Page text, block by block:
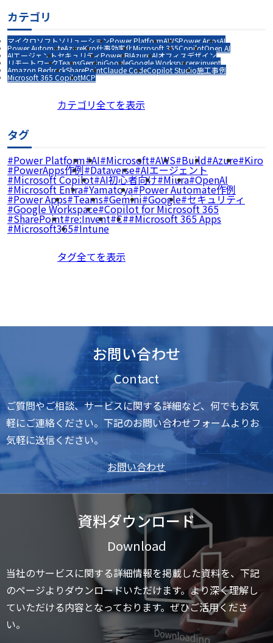
カテゴリ
マイクロソフトソリューションPower PlatformAWSPower AppsAI
Power AutomateAzureKiro仕事効率化Microsoft 365CopilotOpen AI
AIエージェントセキュリティPower BIAzure AIオフィスデザイン
リモートワークTeamsGeminiGoogleGoogle Workspacere:invent
Amazon BedrockSharePointClaude CodeCopilot Studio施工事例
Microsoft 365 CopilotMCP
カテゴリ全てを表示
タグ
Power Platform AI Microsoft AWS Build Azure Kiro
PowerApps作例 Dataverse AIエージェント
Microsoft Copilot AI初心者向け Miura OpenAI
Microsoft Entra Yamatoya Power Automate作例
Power Apps Teams Gemini Google セキュリティ
Google Workspace Copilot for Microsoft 365
SharePoint re:Invent C# Microsoft 365 Apps
Microsoft365 Intune
タグ全てを表示
お問い合わせ
Contact
ご質問やご相談、サービスに関する詳細など、何でもお気
軽にご連絡ください。下記のお問い合わせフォームよりお
気軽に送信ください。
お問い合わせ
資料ダウンロード
Download
当社のサービスに関する詳細情報を掲載した資料を、下記
のページよりダウンロードいただけます。より深く理解し
ていただける内容となっております。ぜひご活用くださ
い。